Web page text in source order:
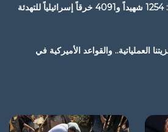
المكتب الإعلامي في غزة: 1254 شهيداً و4091 خرقاً إسرائيلياً للتهدئة
العملياتية.. والقواعد الأميركية في